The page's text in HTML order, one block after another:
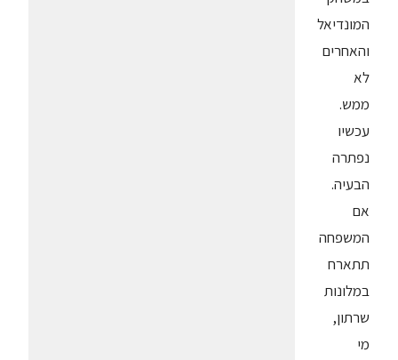
המונדיאל
והאחרים
לא
ממש.
עכשיו
נפתרה
הבעיה.
אם
המשפחה
תתארח
במלונות
שרתון,
מי